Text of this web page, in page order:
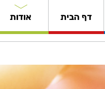
דף הבית אודות